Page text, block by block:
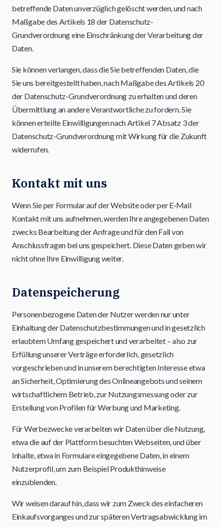
betreffende Daten unverzüglich gelöscht werden, und nach
Maßgabe des Artikels 18 der Datenschutz-
Grundverordnung eine Einschränkung der Verarbeitung der
Daten.
Sie können verlangen, dass die Sie betreffenden Daten, die
Sie uns bereitgestellt haben, nach Maßgabe des Artikels 20
der Datenschutz-Grundverordnung zu erhalten und deren
Übermittlung an andere Verantwortliche zu fordern. Sie
können erteilte Einwilligungen nach Artikel 7 Absatz 3 der
Datenschutz-Grundverordnung mit Wirkung für die Zukunft
widerrufen.
Kontakt mit uns
Wenn Sie per Formular auf der Website oder per E‑Mail
Kontakt mit uns aufnehmen, werden Ihre angegebenen Daten
zwecks Bearbeitung der Anfrage und für den Fall von
Anschlussfragen bei uns gespeichert. Diese Daten geben wir
nicht ohne Ihre Einwilligung weiter.
Datenspeicherung
Personenbezogene Daten der Nutzer werden nur unter
Einhaltung der Datenschutzbestimmungen und in gesetzlich
erlaubtem Umfang gespeichert und verarbeitet – also zur
Erfüllung unserer Verträge erforderlich, gesetzlich
vorgeschrieben und in unserem berechtigten Interesse etwa
an Sicherheit, Optimierung des Onlineangebots und seinem
wirtschaftlichem Betrieb, zur Nutzungsmessung oder zur
Erstellung von Profilen für Werbung und Marketing.
Für Werbezwecke verarbeiten wir Daten über die Nutzung,
etwa die auf der Plattform besuchten Webseiten, und über
Inhalte, etwa in Formulare eingegebene Daten, in einem
Nutzerprofil, um zum Beispiel Produkthinweise
einzublenden.
Wir weisen darauf hin, dass wir zum Zweck des einfacheren
Einkaufsvorganges und zur späteren Vertragsabwicklung im